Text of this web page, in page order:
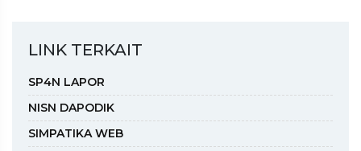
LINK TERKAIT
SP4N LAPOR
NISN DAPODIK
SIMPATIKA WEB